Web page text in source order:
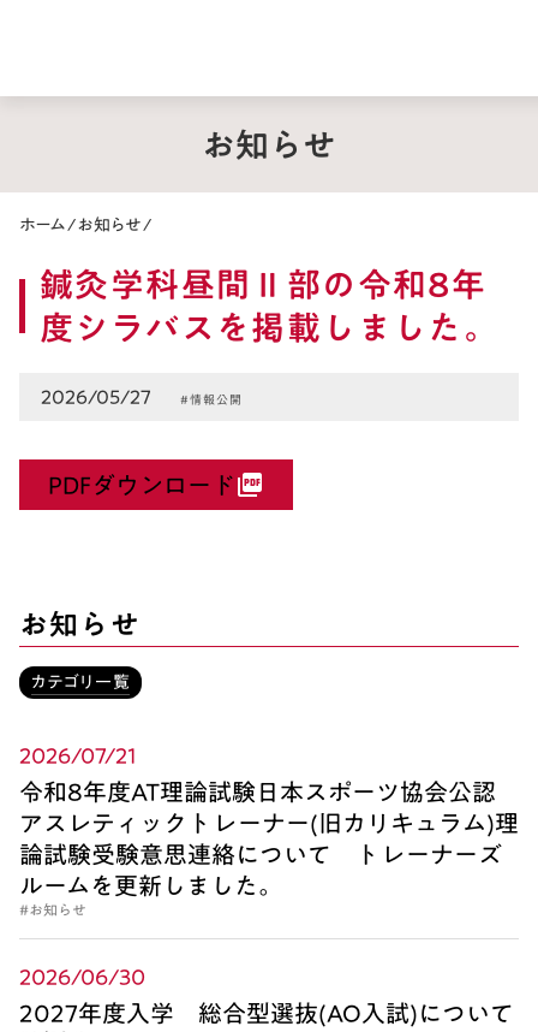
お知らせ
ホーム/お知らせ/
鍼灸学科昼間Ⅱ部の令和8年
度シラバスを掲載しました。
2026/05/27 #情報公開
PDFダウンロードpicture_as_pdf
お知らせ
カテゴリ一覧
2026/07/21
令和8年度AT理論試験日本スポーツ協会公認
アスレティックトレーナー(旧カリキュラム)理
論試験受験意思連絡について トレーナーズ
ルームを更新しました。
#お知らせ
2026/06/30
2027年度入学 総合型選抜(AO入試)について